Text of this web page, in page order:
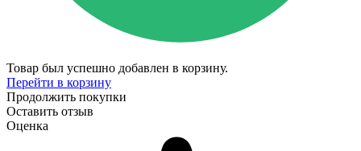
Товар был успешно добавлен в корзину.
Перейти в корзину
Продолжить покупки
Оставить отзыв
Оценка